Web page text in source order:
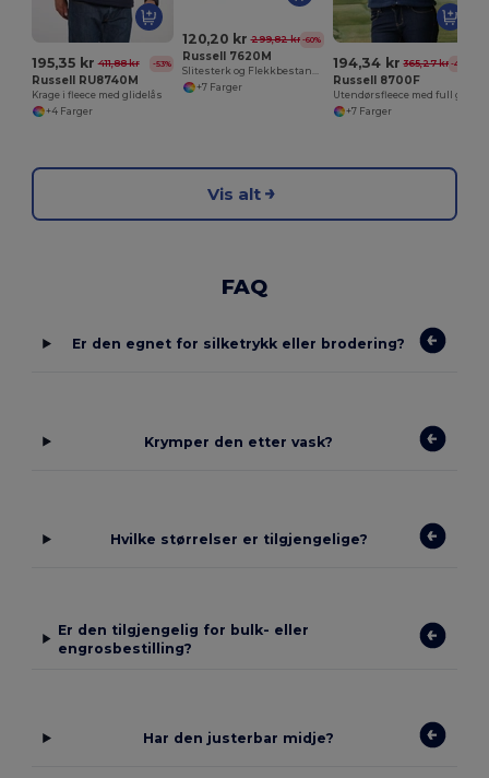
195,35 kr 411,88 kr -53%
Russell RU8740M
Krage i fleece med glidelås
+4 Farger
120,20 kr 299,82 kr -60%
Russell 7620M
Slitesterk og Flekkbestandig Genser
+7 Farger
194,34 kr 365,27 kr -47%
Russell 8700F
+7 Farger
Vis alt
FAQ
Er den egnet for silketrykk eller brodering?
Krymper den etter vask?
Hvilke størrelser er tilgjengelige?
Er den tilgjengelig for bulk- eller
engrosbestilling?
Har den justerbar midje?